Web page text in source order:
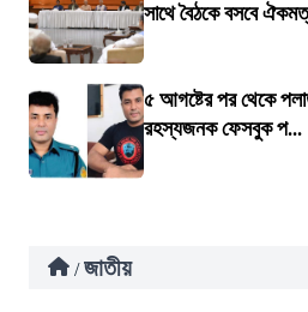
সাথে বৈঠকে বসবে
৫ আগষ্টের পর থেকে
রহস্যজনক ফেসবুক প...
/ জাতীয়